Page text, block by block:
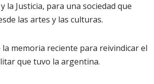
la Justicia, para una sociedad que
las artes y las culturas.
memoria reciente para reivindicar el
que tuvo la argentina.